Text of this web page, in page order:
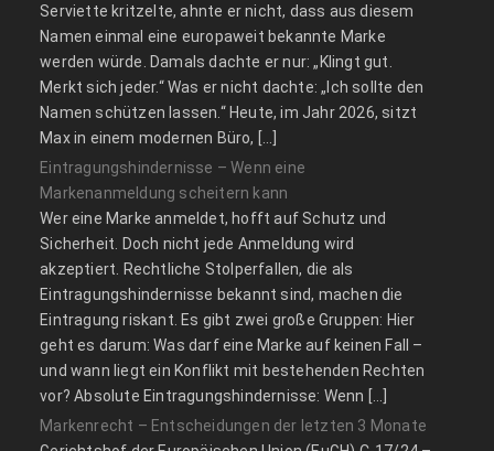
Serviette kritzelte, ahnte er nicht, dass aus diesem
Namen einmal eine europaweit bekannte Marke
werden würde. Damals dachte er nur: „Klingt gut.
Merkt sich jeder.“ Was er nicht dachte: „Ich sollte den
Namen schützen lassen.“ Heute, im Jahr 2026, sitzt
Max in einem modernen Büro, […]
Eintragungshindernisse – Wenn eine
Markenanmeldung scheitern kann
Wer eine Marke anmeldet, hofft auf Schutz und
Sicherheit. Doch nicht jede Anmeldung wird
akzeptiert. Rechtliche Stolperfallen, die als
Eintragungshindernisse bekannt sind, machen die
Eintragung riskant. Es gibt zwei große Gruppen: Hier
geht es darum: Was darf eine Marke auf keinen Fall –
und wann liegt ein Konflikt mit bestehenden Rechten
vor? Absolute Eintragungshindernisse: Wenn […]
Markenrecht – Entscheidungen der letzten 3 Monate